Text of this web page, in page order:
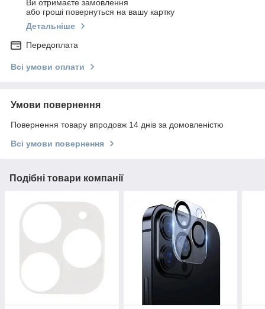
Ви отримаєте замовлення
або гроші повернуться на вашу картку
Детальніше
Передоплата
Всі умови оплати
Умови повернення
Повернення товару впродовж 14 днів за домовленістю
Всі умови повернення
Подібні товари компанії